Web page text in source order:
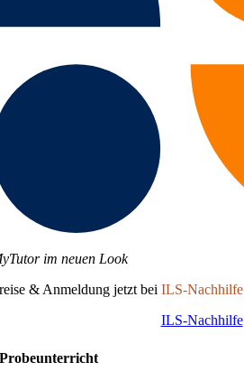
im neuen Look
& Anmeldung jetzt beiILS-Nachhilfe
ILS-Nachhilfe
Probeunterricht